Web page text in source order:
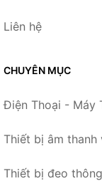
Liên hệ
CHUYÊN MỤC
Điện Thoại - Máy
Thiết bị âm thanh
Thiết bị đeo